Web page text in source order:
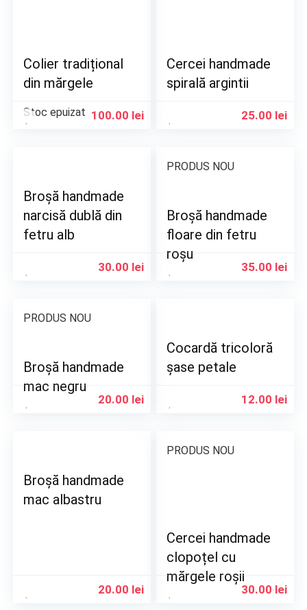
Colier tradițional
din mărgele
Stoc epuizat 100.00 lei
Cercei handmade
spirală argintii
25.00 lei
Broșă handmade
narcisă dublă din
fetru alb
30.00 lei
PRODUS NOU
Broșă handmade
floare din fetru
roșu
35.00 lei
PRODUS NOU
Broșă handmade
mac negru
20.00 lei
Cocardă tricoloră
șase petale
12.00 lei
Broșă handmade
mac albastru
20.00 lei
PRODUS NOU
Cercei handmade
clopoțel cu
mărgele roșii
30.00 lei